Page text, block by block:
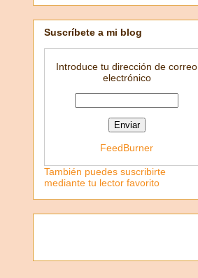
Suscríbete a mi blog
Introduce tu dirección de correo
electrónico
FeedBurner
También puedes suscribirte
mediante tu lector favorito